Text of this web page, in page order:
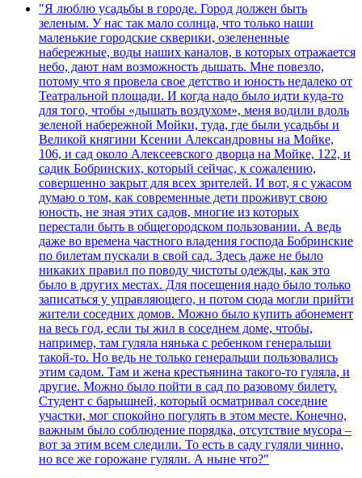
"Я люблю усадьбы в городе. Город должен быть
зеленым. У нас так мало солнца, что только наши
маленькие городские скверики, озелененные
набережные, воды наших каналов, в которых отражается
небо, дают нам возможность дышать. Мне повезло,
потому что я провела свое детство и юность недалеко от
Театральной площади. И когда надо было идти куда-то
для того, чтобы «дышать воздухом», меня водили вдоль
зеленой набережной Мойки, туда, где были усадьбы и
Великой княгини Ксении Александровны на Мойке,
106, и сад около Алексеевского дворца на Мойке, 122, и
садик Бобринских, который сейчас, к сожалению,
совершенно закрыт для всех зрителей. И вот, я с ужасом
думаю о том, как современные дети проживут свою
юность, не зная этих садов, многие из которых
перестали быть в общегородском пользовании. А ведь
даже во времена частного владения господа Бобринские
по билетам пускали в свой сад. Здесь даже не было
никаких правил по поводу чистоты одежды, как это
было в других местах. Для посещения надо было только
записаться у управляющего, и потом сюда могли прийти
жители соседних домов. Можно было купить абонемент
на весь год, если ты жил в соседнем доме, чтобы,
например, там гуляла нянька с ребенком генеральши
такой-то. Но ведь не только генеральши пользовались
этим садом. Там и жена крестьянина такого-то гуляла, и
другие. Можно было пойти в сад по разовому билету.
Студент с барышней, который осматривал соседние
участки, мог спокойно погулять в этом месте. Конечно,
важным было соблюдение порядка, отсутствие мусора –
вот за этим всем следили. То есть в саду гуляли чинно,
но все же горожане гуляли. А ныне что?"